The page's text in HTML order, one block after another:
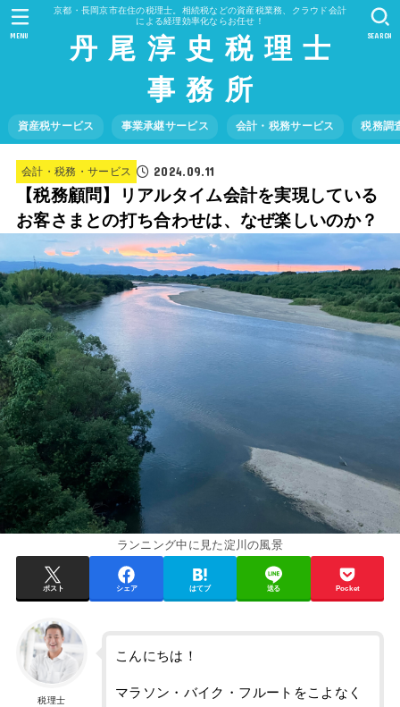
京都・長岡京市在住の税理士。相続税などの資産税業務、クラウド会計
による経理効率化ならお任せ！
丹 尾 淳 史 税 理 士
事 務 所
資産税サービス 事業承継サービス 会計・税務サービス 税務調
SEARCH
MENU
会計・税務・サービス 2024.09.11
【税務顧問】リアルタイム会計を実現している
お客さまとの打ち合わせは、なぜ楽しいのか？
ランニング中に見た淀川の風景
ポスト シェア はてブ 送る Pocket
税理士
こんにちは！
マラソン・バイク・フルートをこよなく